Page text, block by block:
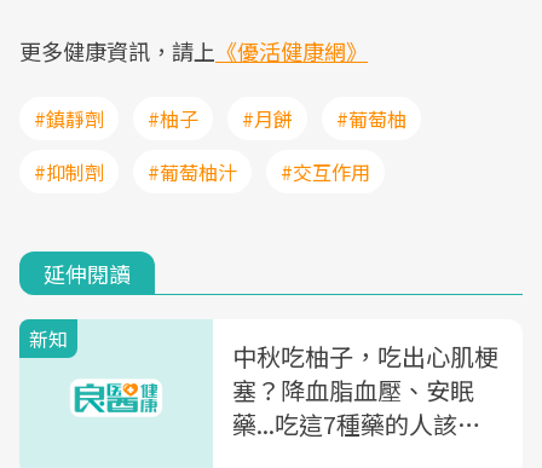
更多健康資訊，請上 《優活健康網》
#鎮靜劑 #柚子 #月餅
#葡萄柚
#抑制劑
#葡萄柚汁 #交互作用
延伸閱讀
新知
中秋吃柚子，吃出心肌梗
塞？降血脂血壓、安眠
藥...吃這7種藥的人該注